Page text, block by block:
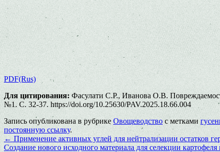
PDF(Rus)
Для цитирования: Фасулати С.Р., Иванова О.В.
№1. С. 32-37. https://doi.org/10.25630/PAV.2025.18.66.004
Запись опубликована в рубрикеОвощеводство с метками
постоянную ссылку.
←Применение активных углей для нейтрализации остатков
Создание нового исходного материала для селекции